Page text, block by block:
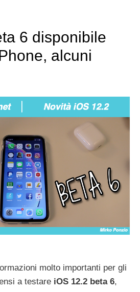
6 disponibile
alcuni
molto importanti per gli
a testare iOS 12.2 beta 6,